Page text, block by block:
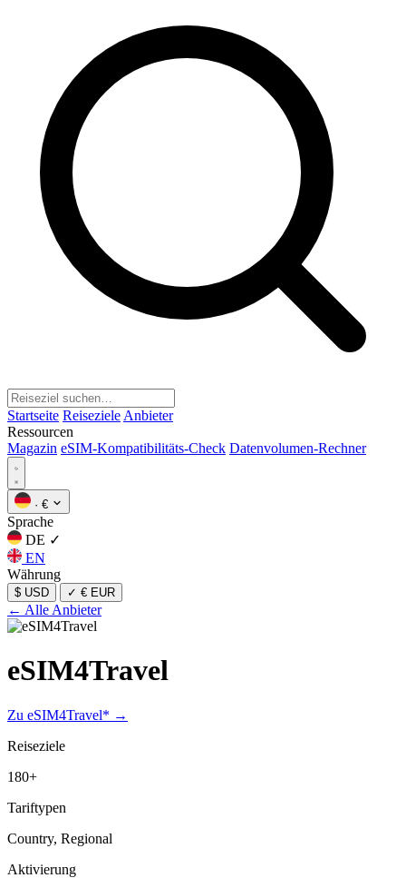
Startseite Reiseziele Anbieter
Ressourcen
Magazin eSIM-Kompatibilitäts-Check Datenvolumen-Rechner
· €
Sprache
DE ✓
EN
Währung
$ USD ✓ € EUR
← Alle Anbieter
eSIM4Travel
Zu eSIM4Travel* →
Reiseziele
180+
Tariftypen
Country, Regional
Aktivierung